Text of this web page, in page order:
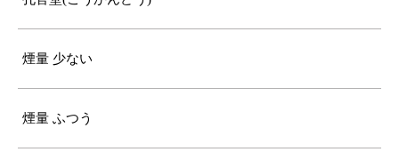
煙量 少ない
煙量 ふつう